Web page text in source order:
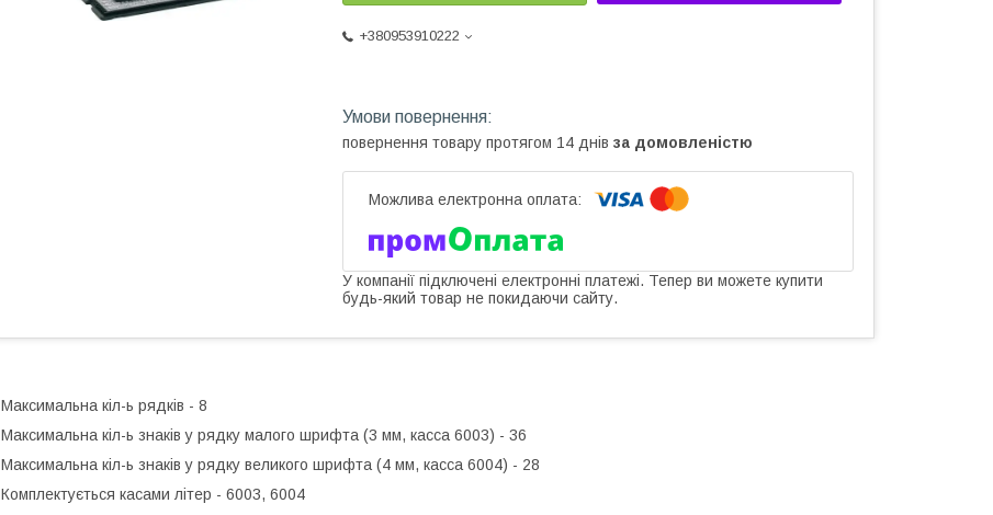
+380953910222
повернення товару протягом 14 днів за домовленістю
У компанії підключені електронні платежі. Тепер ви можете купити
будь-який товар не покидаючи сайту.
Максимальна кіл-ь рядків - 8
Максимальна кіл-ь знаків у рядку малого шрифта (3 мм, касса 6003) - 36
Максимальна кіл-ь знаків у рядку великого шрифта (4 мм, касса 6004) - 28
Комплектується касами літер - 6003, 6004